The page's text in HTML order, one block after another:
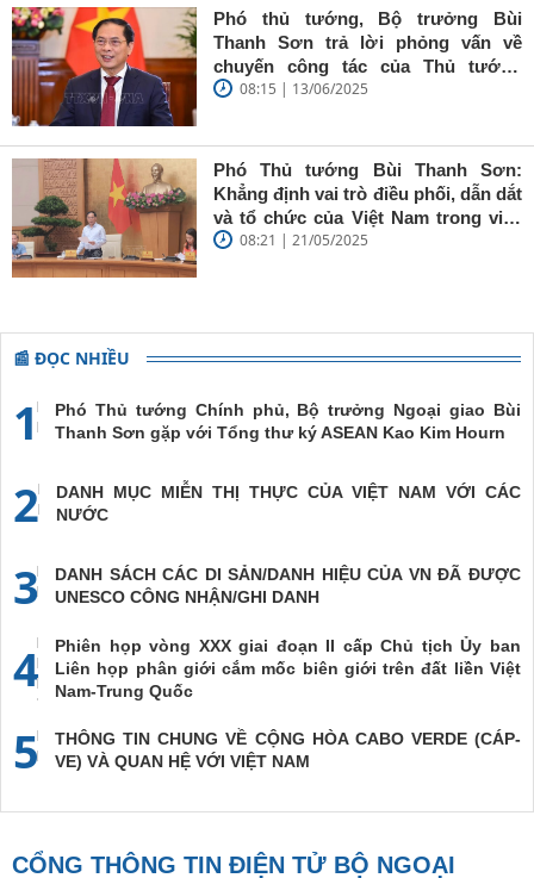
báo trẻ cần
giữ vững
'tâm trong,
Phó thủ tướng, Bộ trưởng Bùi
Thanh Sơn trả lời phỏng vấn về
chuyến công tác của Thủ tướng
Chính phủ đến Estonia, Pháp và
08:15 | 13/06/2025
Phó Thủ tướng Bùi Thanh Sơn:
Khẳng định vai trò điều phối, dẫn dắt
và tổ chức của Việt Nam trong việc
đề cao chủ nghĩa đa phương, đoàn
08:21 | 21/05/2025
📰 ĐỌC NHIỀU
1
Phó Thủ tướng Chính phủ, Bộ trưởng Ngoại giao Bùi
Thanh Sơn gặp với Tổng thư ký ASEAN Kao Kim Hourn
2
DANH MỤC MIỄN THỊ THỰC CỦA VIỆT NAM VỚI CÁC
NƯỚC
3
DANH SÁCH CÁC DI SẢN/DANH HIỆU CỦA VN ĐÃ ĐƯỢC
UNESCO CÔNG NHẬN/GHI DANH
4
Phiên họp vòng XXX giai đoạn II cấp Chủ tịch Ủy ban
Liên họp phân giới cắm mốc biên giới trên đất liền Việt
Nam-Trung Quốc
5
THÔNG TIN CHUNG VỀ CỘNG HÒA CABO VERDE (CÁP-
VE) VÀ QUAN HỆ VỚI VIỆT NAM
CỔNG THÔNG TIN ĐIỆN TỬ BỘ NGOẠI